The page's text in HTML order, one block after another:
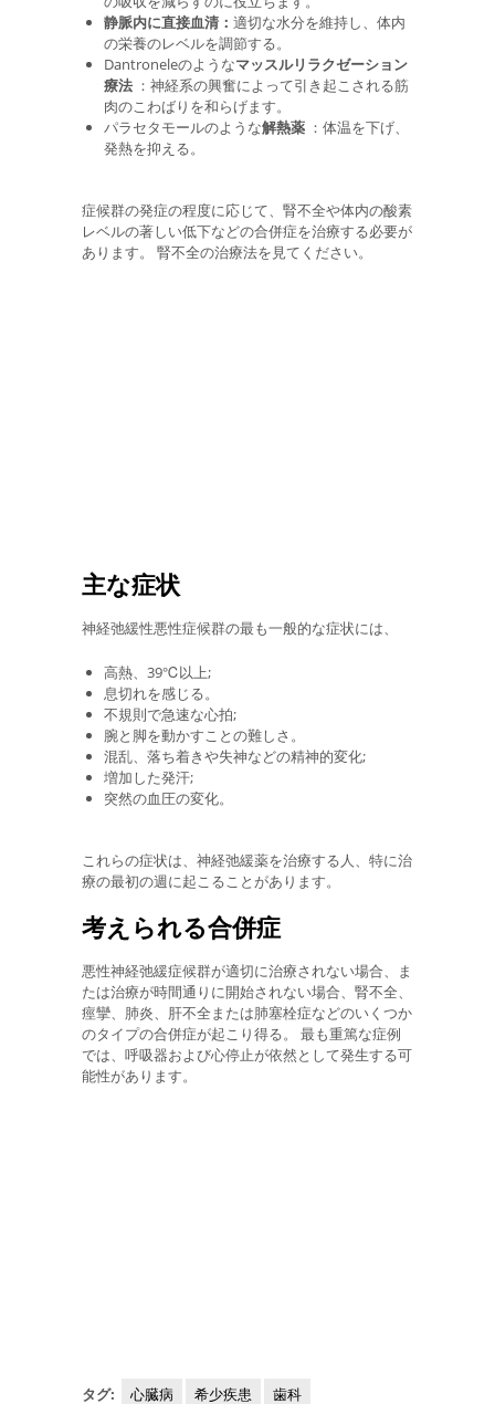
静脈内に直接血清： 適切な水分を維持し、体内
の栄養のレベルを調節する。
Dantroneleのようなマッスルリラクゼーション
療法 ：神経系の興奮によって引き起こされる筋
肉のこわばりを和らげます。
パラセタモールのような解熱薬 ：体温を下げ、
発熱を抑える。
症候群の発症の程度に応じて、腎不全や体内の酸素
レベルの著しい低下などの合併症を治療する必要が
あります。 腎不全の治療法を見てください。
主な症状
神経弛緩性悪性症候群の最も一般的な症状には、
高熱、39℃以上;
息切れを感じる。
不規則で急速な心拍;
腕と脚を動かすことの難しさ。
混乱、落ち着きや失神などの精神的変化;
増加した発汗;
突然の血圧の変化。
これらの症状は、神経弛緩薬を治療する人、特に治
療の最初の週に起こることがあります。
考えられる合併症
悪性神経弛緩症候群が適切に治療されない場合、ま
たは治療が時間通りに開始されない場合、腎不全、
痙攣、肺炎、肝不全または肺塞栓症などのいくつか
のタイプの合併症が起こり得る。 最も重篤な症例
では、呼吸器および心停止が依然として発生する可
能性があります。
タグ: 心臓病 希少疾患 歯科